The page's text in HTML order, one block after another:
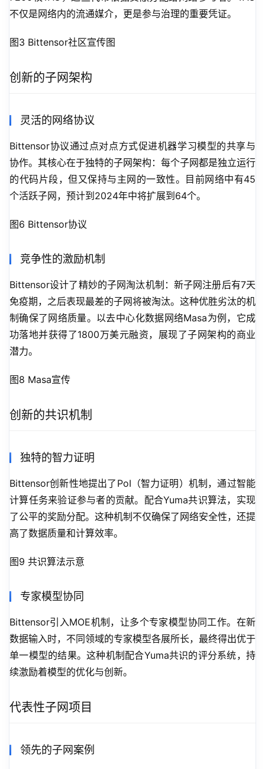
不仅是网络内的流通媒介，更是参与治理的重要凭证。
图3 Bittensor社区宣传图
创新的子网架构
灵活的网络协议
Bittensor协议通过点对点方式促进机器学习模型的共享与
协作。其核心在于独特的子网架构：每个子网都是独立运行
的代码片段，但又保持与主网的一致性。目前网络中有45
个活跃子网，预计到2024年中将扩展到64个。
图6 Bittensor协议
竞争性的激励机制
Bittensor设计了精妙的子网淘汰机制：新子网注册后有7天
免疫期，之后表现最差的子网将被淘汰。这种优胜劣汰的机
制确保了网络质量。以去中心化数据网络Masa为例，它成
功落地并获得了1800万美元融资，展现了子网架构的商业
潜力。
图8 Masa宣传
创新的共识机制
独特的智力证明
Bittensor创新性地提出了PoI（智力证明）机制，通过智能
计算任务来验证参与者的贡献。配合Yuma共识算法，实现
了公平的奖励分配。这种机制不仅确保了网络安全性，还提
高了数据质量和计算效率。
图9 共识算法示意
专家模型协同
Bittensor引入MOE机制，让多个专家模型协同工作。在新
数据输入时，不同领域的专家模型各展所长，最终得出优于
单一模型的结果。这种机制配合Yuma共识的评分系统，持
续激励着模型的优化与创新。
代表性子网项目
领先的子网案例